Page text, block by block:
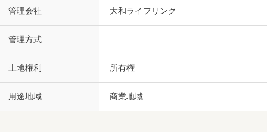
管理会社 大和ライフリンク
管理方式
土地権利 所有権
用途地域 商業地域